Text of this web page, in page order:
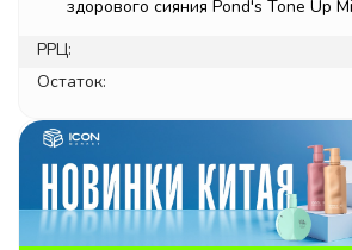
здорового сияния Pond's Tone Up
РРЦ:
Остаток: